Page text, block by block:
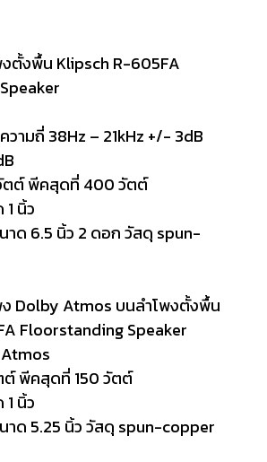
งตั้งพื้น Klipsch R-605FA
ามถี่ 38Hz – 21kHz +/- 3dB
ตต์ พีคสุดที่ 400 วัตต์
นิ้ว
าด 6.5 นิ้ว 2 ดอก วัสดุ spun-
ง Dolby Atmos บนลำโพงตั้งพื้น
Floorstanding Speaker
ต์ พีคสุดที่ 150 วัตต์
นิ้ว
าด 5.25 นิ้ว วัสดุ spun-copper